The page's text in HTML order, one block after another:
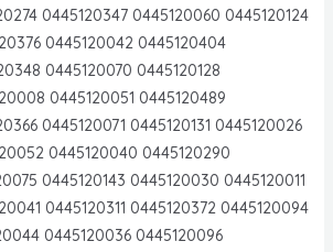
0445120347 0445120060 0445120124
0445120042 0445120404
0445120070 0445120128
0445120051 0445120489
0445120071 0445120131 0445120026
0445120040 0445120290
0445120143 0445120030 0445120011
0445120311 0445120372 0445120094
0445120036 0445120096